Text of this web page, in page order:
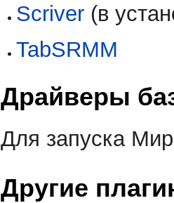
Scriver (в
TabSRMM
Драйверы
Для запуска
Другие